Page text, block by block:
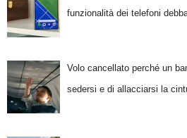
funzionalità dei telefoni
Volo cancellato perché un
sedersi e di allacciarsi la